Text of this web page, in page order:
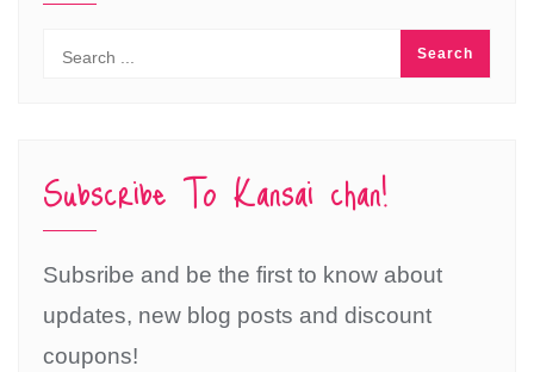
Subscribe To Kansai chan!
Subsribe and be the first to know about
updates, new blog posts and discount
coupons!